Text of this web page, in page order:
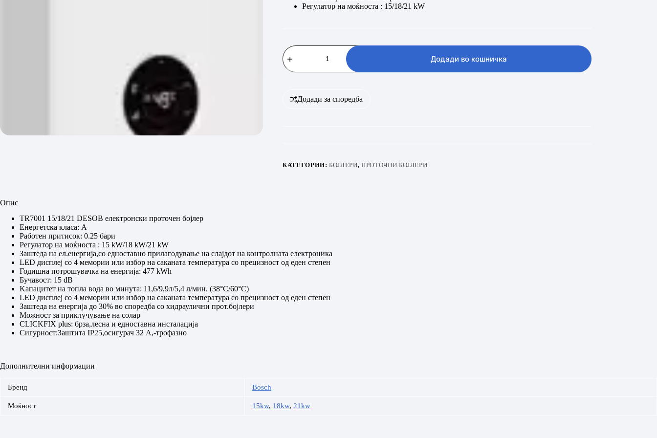
Регулатор на моќноста : 15/18/21 kW
BOSCH
TR7001
15/18/21
DESOB
Додади во кошничка
Додади за споредба
КАТЕГОРИИ:БОЈЛЕРИ,ПРОТОЧНИ БОЈЛЕРИ
Опис
TR7001 15/18/21 DESOB електронски проточен бојлер
Енергетска класа: А
Работен притисок: 0.25 бари
Регулатор на моќноста : 15 kW/18 kW/21 kW
Заштеда на ел.енергија,со едноставно прилагодување на слајдот на контролната електроника
LED дисплеј со 4 мемории или избор на саканата температура со прецизност од еден степен
Годишна потрошувачка на енергија: 477 kWh
Бучавост: 15 dB
Kaпацитет на топла вода во минута: 11,6/9,9л/5,4 л/мин. (38°C/60°C)
LED дисплеј со 4 мемории или избор на саканата температура со прецизност од еден степен
Заштеда на енергија до 30% во споредба со хидраулични прот.бојлери
Можност за приклучување на солар
CLICKFIX plus: брза,лесна и едноставна инсталација
Сигурност:Заштита IP25,осигурач 32 А,-трофазно
Дополнителни информации
Бренд Bosch
Моќност 15kw, 18kw, 21kw